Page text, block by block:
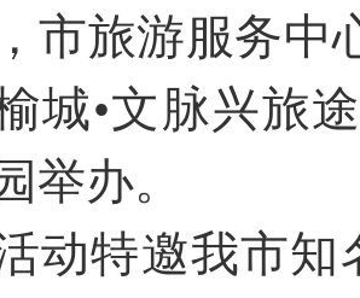
市旅游服务中
城•文脉兴旅
举办。
特邀我市知